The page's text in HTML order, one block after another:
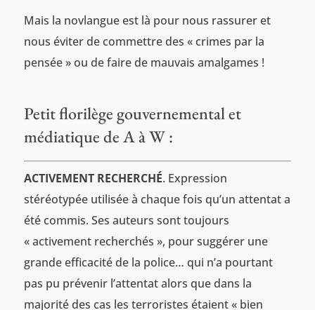
Mais la novlangue est là pour nous rassurer et
nous éviter de commettre des « crimes par la
pensée » ou de faire de mauvais amalgames !
Petit florilège gouvernemental et
médiatique de A à W :
ACTIVEMENT RECHERCHÉ. Expression
stéréotypée utilisée à chaque fois qu’un attentat a
été commis. Ses auteurs sont toujours
« activement recherchés », pour suggérer une
grande efficacité de la police… qui n’a pourtant
pas pu prévenir l’attentat alors que dans la
majorité des cas les terroristes étaient « bien